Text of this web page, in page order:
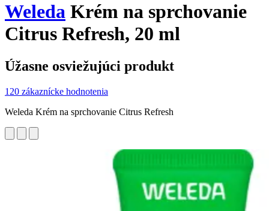
Weleda Krém na sprchovanie
Citrus Refresh, 20 ml
Úžasne osviežujúci produkt
120 zákaznícke hodnotenia
Weleda Krém na sprchovanie Citrus Refresh